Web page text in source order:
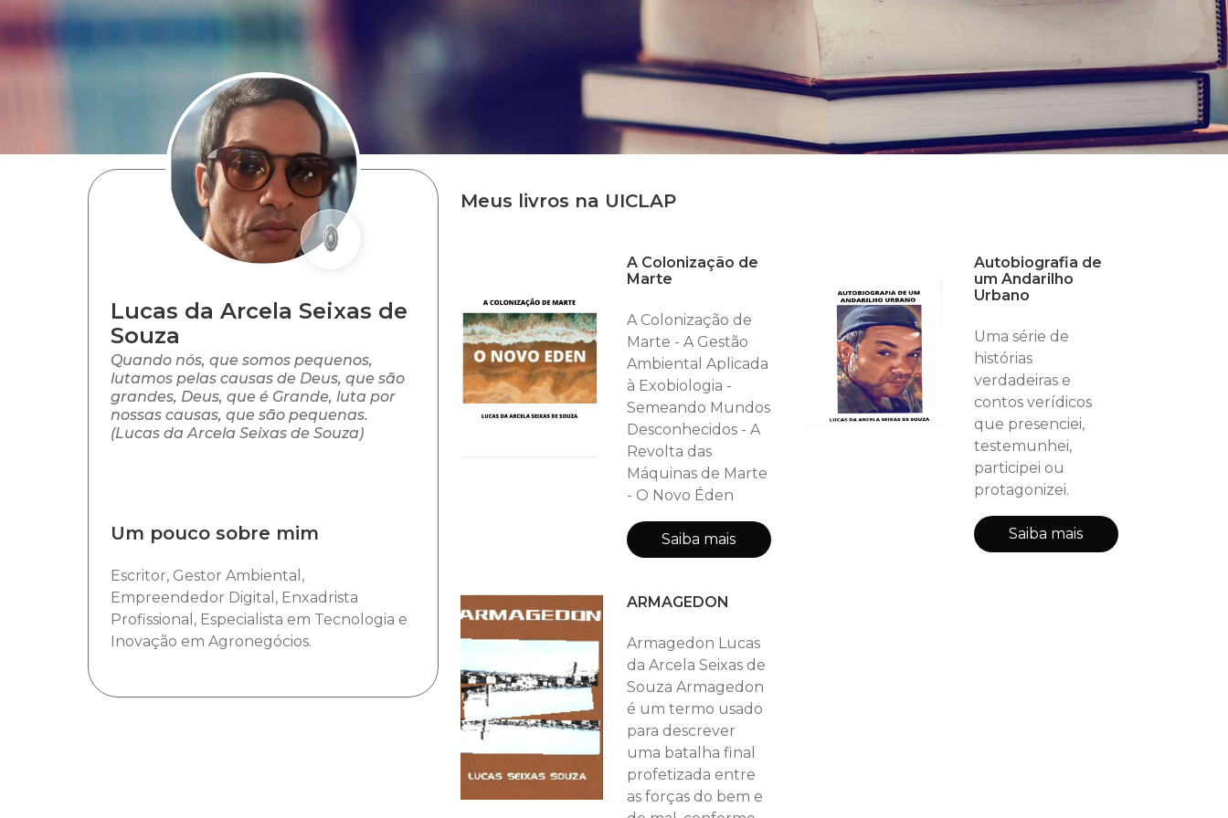
Lucas da Arcela Seixas de
Souza
Quando nós, que somos pequenos,
lutamos pelas causas de Deus, que são
grandes, Deus, que é Grande, luta por
nossas causas, que são pequenas.
(Lucas da Arcela Seixas de Souza)
Um pouco sobre mim
Escritor, Gestor Ambiental,
Empreendedor Digital, Enxadrista
Profissional, Especialista em Tecnologia e
Inovação em Agronegócios.
Meus livros na UICLAP
A Colonização de
Marte
A Colonização de
Marte - A Gestão
Ambiental Aplicada
à Exobiologia -
Semeando Mundos
Desconhecidos - A
Revolta das
Máquinas de Marte
- O Novo Éden
Saiba mais
Autobiografia de
um Andarilho
Urbano
Uma série de
histórias
verdadeiras e
contos verídicos
que presenciei,
testemunhei,
participei ou
protagonizei.
Saiba mais
ARMAGEDON
Armagedon Lucas
da Arcela Seixas de
Souza Armagedon
é um termo usado
para descrever
uma batalha final
profetizada entre
as forças do bem e